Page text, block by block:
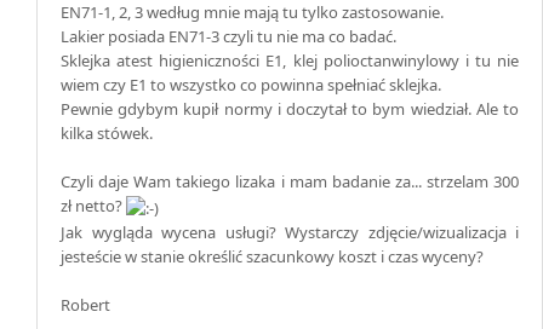
EN71-1, 2, 3 według mnie mają tu tylko zastosowanie.
Lakier posiada EN71-3 czyli tu nie ma co badać.
Sklejka atest higieniczności E1, klej polioctanwinylowy i tu nie
wiem czy E1 to wszystko co powinna spełniać sklejka.
Pewnie gdybym kupił normy i doczytał to bym wiedział. Ale to
kilka stówek.
Czyli daje Wam takiego lizaka i mam badanie za... strzelam 300
zł netto?
Jak wygląda wycena usługi? Wystarczy zdjęcie/wizualizacja i
jesteście w stanie określić szacunkowy koszt i czas wyceny?
Robert